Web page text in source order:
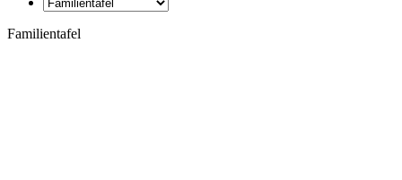
Familientafel